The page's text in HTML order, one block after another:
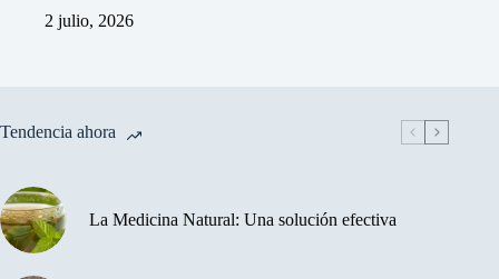
2 julio, 2026
Tendencia ahora
La Medicina Natural: Una solución efectiva